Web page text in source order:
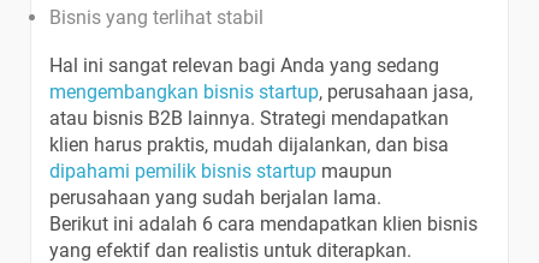
Bisnis yang terlihat stabil
Hal ini sangat relevan bagi Anda yang sedang
mengembangkan bisnis startup, perusahaan jasa,
atau bisnis B2B lainnya. Strategi mendapatkan
klien harus praktis, mudah dijalankan, dan bisa
dipahami pemilik bisnis startup maupun
perusahaan yang sudah berjalan lama.
Berikut ini adalah 6 cara mendapatkan klien bisnis
yang efektif dan realistis untuk diterapkan.